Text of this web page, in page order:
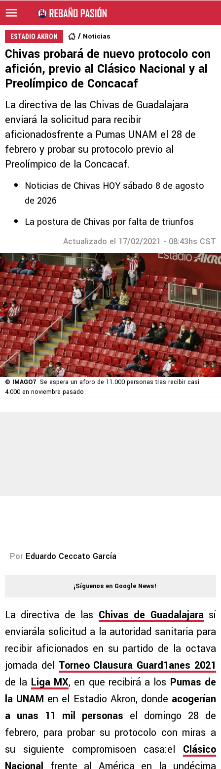
ESTADIO AKRON Noticias
Chivas probará de nuevo protocolo con
afición, previo al Clásico Nacional y al
Preolímpico de Concacaf
La directiva de las Chivas de Guadalajara
enviará la solicitud para recibir
aficionadosfrente a Pumas UNAM el 28 de
febrero y probar su protocolo previo al
Preolímpico de la Concacaf.
Noticias de Chivas HOY sábado 8 de agosto
de 2026
La postura de Chivas por falta de triunfos
Actualizado el 17/02/2021 - 08:43hs CST
© IMAGO7 Se espera un aforo de 11.000 personas tras recibir casi
4.000 en noviembre pasado
Por Eduardo Ceccato García
¡Síguenos en Google News!
La directiva de las Chivas de Guadalajarasí
enviarála solicitud a la autoridad sanitaria para
recibir aficionados en su partido de la octava
jornada del Torneo Clausura Guard1anes 2021
de la Liga MX, en que recibirá a los Pumas de
la UNAM en el Estadio Akron, donde acogerían
a unas 11 mil personas el domingo 28 de
febrero, para probar su protocolo con miras a
su siguiente compromisoen casa:el Clásico